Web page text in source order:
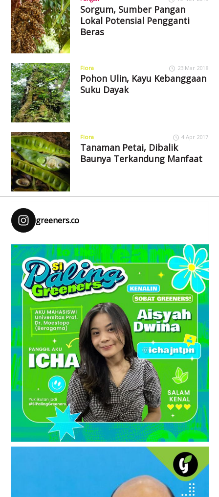
Sorgum, Sumber Pangan
Lokal Potensial Pengganti
Beras
Flora 23 Mar 2018
Pohon Ulin, Kayu Kebanggaan
Suku Dayak
Flora 4 Apr 2017
Tanaman Petai, Dibalik
Baunya Terkandung Manfaat
greeners.co